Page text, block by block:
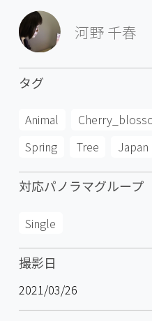
河野 千春
タグ
Animal
Spring
Tree Japan
対応パノラマグループ
Single
撮影日
2021/03/26